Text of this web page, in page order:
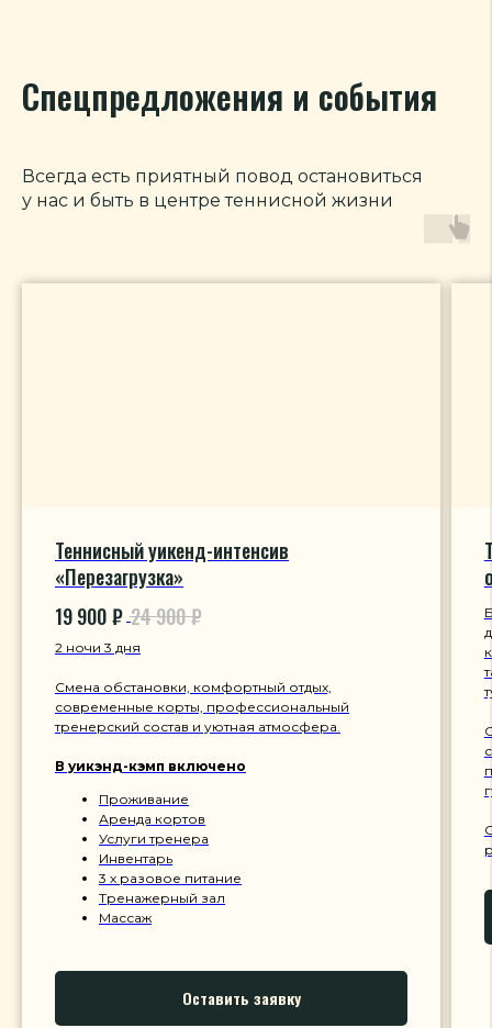
Спецпредложения и события
Всегда есть приятный повод остановиться
у нас и быть в центре теннисной жизни
Теннисный уикенд-интенсив
«Перезагрузка»
19 900₽ 24 900₽
2 ночи 3 дня
Смена обстановки, комфортный отдых,
современные корты, профессиональный
тренерский состав и уютная атмосфера.
В уикэнд-кэмп включено
Проживание
Аренда кортов
Услуги тренера
Инвентарь
3 х разовое питание
Тренажерный зал
Массаж
Оставить заявку